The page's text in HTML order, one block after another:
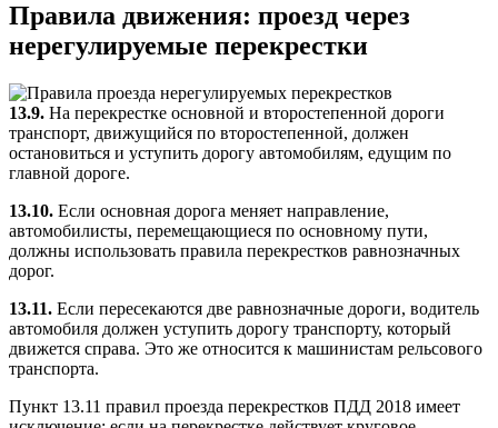
Правила движения: проезд через
нерегулируемые перекрестки
13.9. На перекрестке основной и второстепенной дороги
транспорт, движущийся по второстепенной, должен
остановиться и уступить дорогу автомобилям, едущим по
главной дороге.
13.10. Если основная дорога меняет направление,
автомобилисты, перемещающиеся по основному пути,
должны использовать правила перекрестков равнозначных
дорог.
13.11. Если пересекаются две равнозначные дороги, водитель
автомобиля должен уступить дорогу транспорту, который
движется справа. Это же относится к машинистам рельсового
транспорта.
Пункт 13.11 правил проезда перекрестков ПДД 2018 имеет